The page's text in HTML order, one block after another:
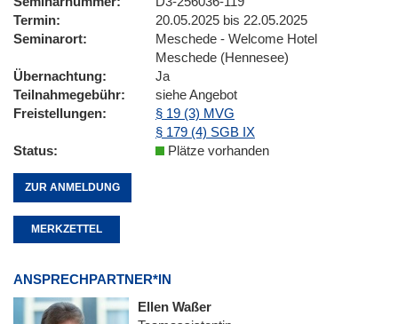
Termin
20.05.2025 bis 22.05.2025
Seminarort
Meschede - Welcome Hotel
Meschede (Hennesee)
Übernachtung
Ja
Teilnahmegebühr
siehe Angebot
Freistellungen
§ 19 (3) MVG
§ 179 (4) SGB IX
Status
Plätze vorhanden
ZUR ANMELDUNG
MERKZETTEL
ANSPRECHPARTNER*IN
Ellen Waßer